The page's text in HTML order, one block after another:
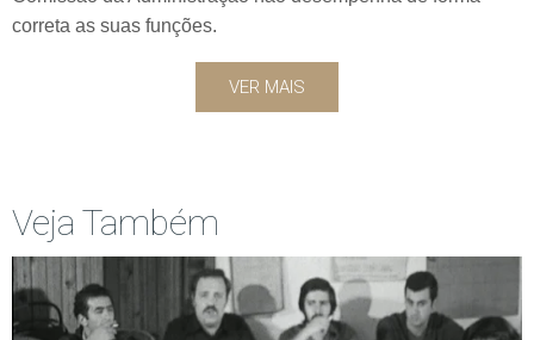
correta as suas funções.
VER MAIS
Veja Também